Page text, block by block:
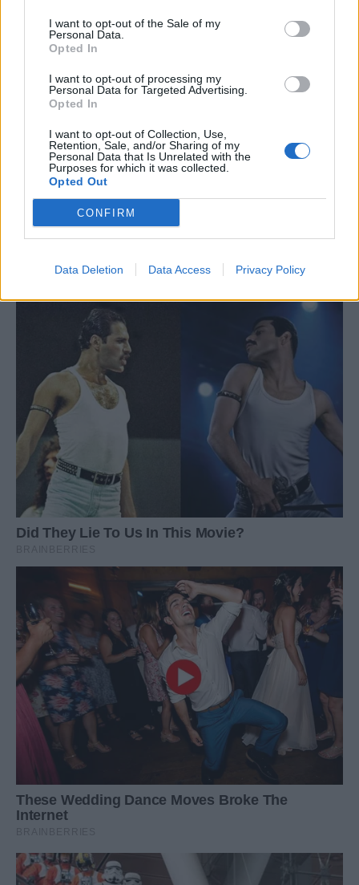
I want to opt-out of the Sale of my
Personal Data.
Opted In
I want to opt-out of processing my
Personal Data for Targeted Advertising.
Opted In
I want to opt-out of Collection, Use,
Retention, Sale, and/or Sharing of my
Personal Data that Is Unrelated with the
Purposes for which it was collected.
Opted Out
CONFIRM
Data Deletion Data Access Privacy Policy